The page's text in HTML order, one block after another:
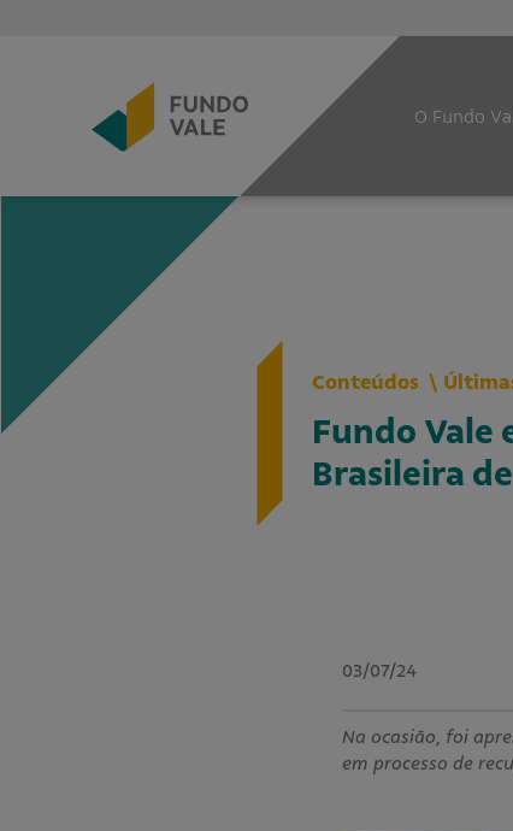
O Fundo
Conteúdos
Fundo Vale
Brasileira
03/07/24
Na ocasião, foi
em processo de